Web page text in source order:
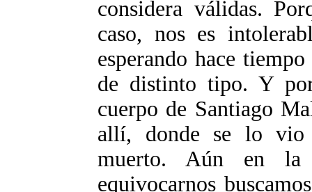
considera válidas.
caso, nos es
esperando hace
de distinto tipo. Y
cuerpo de Santiago
allí, donde se lo vio
muerto. Aún en
equivocarnos